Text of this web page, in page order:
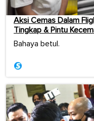
Aksi Cemas Dalam
Tingkap & Pintu
Bahaya betul.